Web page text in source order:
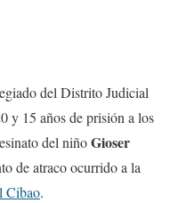
del Distrito Judicial
y 15 años de prisión a los
del niñoGioser
de atraco ocurrido a la
Cibao.